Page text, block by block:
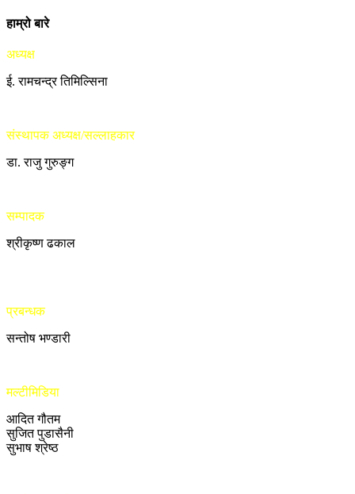
हाम्रो बारे
अध्यक्ष
ई. रामचन्द्र तिमिल्सिना
संस्थापक अध्यक्ष/सल्लाहकार
डा. राजु गुरुङ्ग
सम्पादक
श्रीकृष्ण ढकाल
प्रबन्धक
सन्तोष भण्डारी
मल्टीमिडिया
आदित गौतम
सुजित पुडासैनी
सुभाष श्रेष्ठ